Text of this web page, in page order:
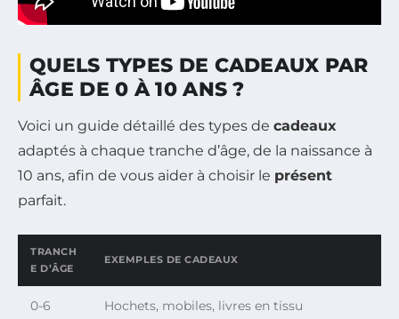
QUELS TYPES DE CADEAUX PAR
ÂGE DE 0 À 10 ANS ?
Voici un guide détaillé des types de cadeaux
adaptés à chaque tranche d’âge, de la naissance à
10 ans, afin de vous aider à choisir le présent
parfait.
TRANCH
E D’ÂGE
EXEMPLES DE CADEAUX
0-6
Hochets, mobiles, livres en tissu